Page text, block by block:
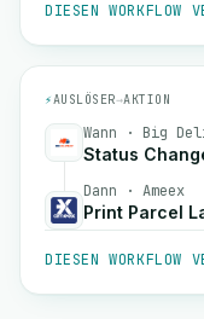
DIESEN WORKFLOW
⚡AUSLÖSER→AKTION
Wann · Big
Status
Dann · Ameex
Print Parcel
DIESEN WORKFLOW